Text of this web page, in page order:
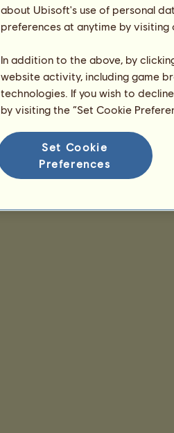
about Ubisoft's use of personal
preferences at anytime by
In addition to the above, by
website activity, including game
technologies. If you wish to
by visiting the “Set Cookie
Set Cookie
Preferences